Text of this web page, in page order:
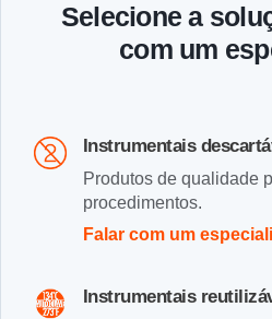
Selecione a
com um
Instrumentais
Produtos de qualidade
procedimentos.
Falar com um
Instrumentais